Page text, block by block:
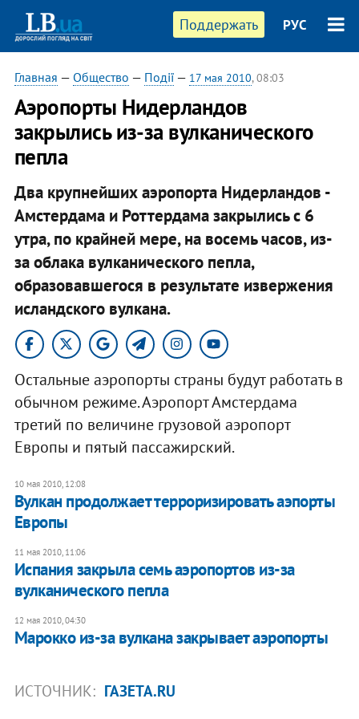
Поддержать РУС
Главная — Общество — Події— 17 мая 2010, 08:03
Аэропорты Нидерландов
закрылись из-за вулканического
пепла
Два крупнейших аэропорта Нидерландов -
Амстердама и Роттердама закрылись с 6
утра, по крайней мере, на восемь часов, из-
за облака вулканического пепла,
образовавшегося в результате извержения
исландского вулкана.
Остальные аэропорты страны будут работать в
обычном режиме. Аэропорт Амстердама
третий по величине грузовой аэропорт
Европы и пятый пассажирский.
10 мая 2010, 12:08
Вулкан продолжает терроризировать аэпорты
Европы
11 мая 2010, 11:06
Испания закрыла семь аэропортов из-за
вулканического пепла
12 мая 2010, 04:30
Марокко из-за вулкана закрывает аэропорты
ИСТОЧНИК: ГАЗЕТА.RU